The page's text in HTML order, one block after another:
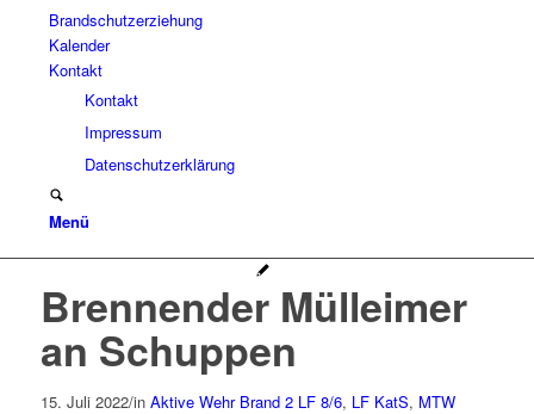
Brandschutzerziehung
Kalender
Kontakt
Kontakt
Impressum
Datenschutzerklärung
Menü
Brennender Mülleimer
an Schuppen
15. Juli 2022/in Aktive Wehr Brand 2 LF 8/6, LF KatS, MTW